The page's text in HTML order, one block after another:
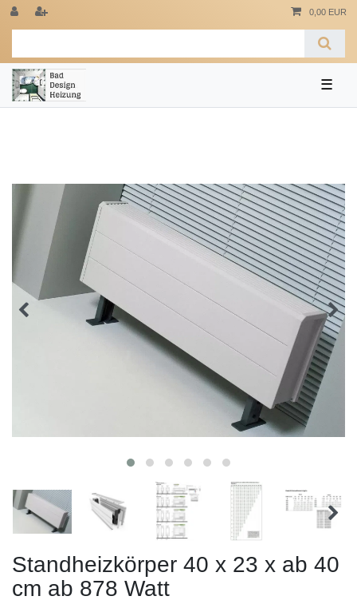
0,00 EUR
☰
Standheizkörper 40 x 23 x ab 40
cm ab 878 Watt